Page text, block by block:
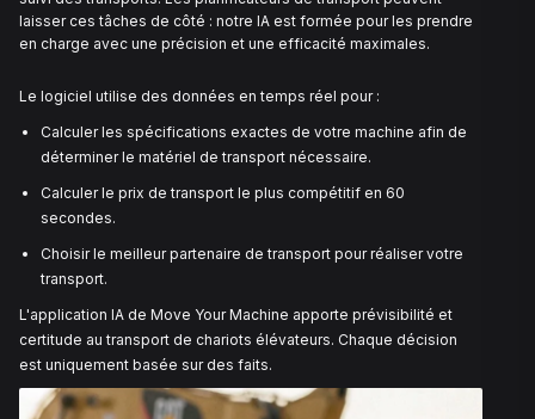
QU'EST-CE QUI REND LE
CHARIOTS ÉLÉVATEURS
semble si simple, mais cela peut être assez
l'approche traditionnelle pour organiser le transport
attendre des réponses entraîne des retards inutiles.
chez le client final.
Notre plateforme élimine la plus grande source de